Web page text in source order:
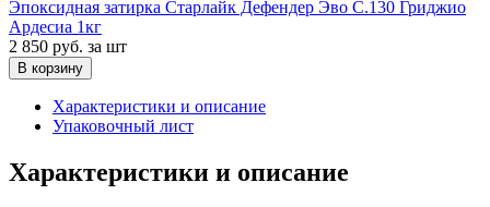
Эпоксидная затирка Старлайк Дефендер Эво С.130 Гриджио
Ардесиа 1кг
2 850 руб. за шт
В корзину
Характеристики и описание
Упаковочный лист
Характеристики и описание